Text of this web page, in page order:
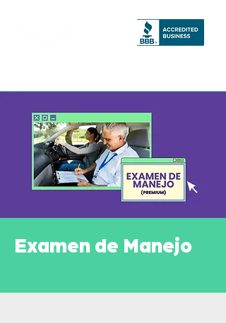
Examen de Manejo